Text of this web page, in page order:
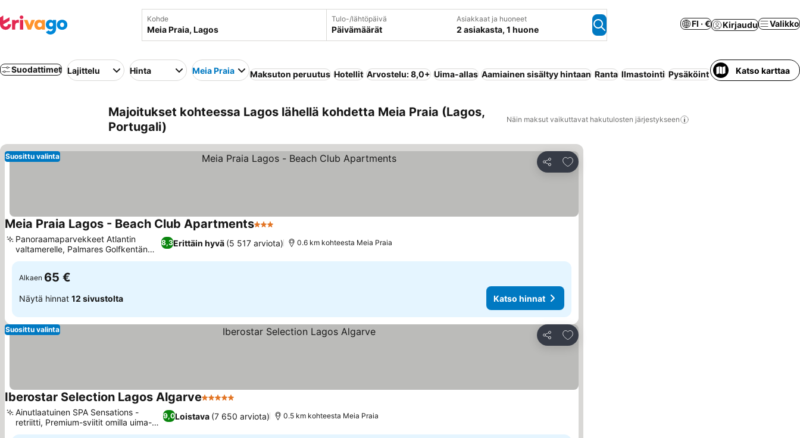
Kohde Tulo-/lähtöpäivä
Päivämäärät
Asiakkaat ja huoneet
2 asiakasta, 1 huone
FI · € Kirjaudu Valikko
Suodattimet Lajittelu Hinta Meia Praia Maksuton peruutus Hotellit Arvostelu: 8,0+ Uima-allas Aamiainen sisältyy hintaan Ranta Ilmastointi Pysäköinti Huoneisto palveluilla
Katso karttaa
Majoitukset kohteessa Lagos lähellä kohdetta Meia Praia (Lagos,
Portugali)
Näin maksut vaikuttavat hakutulosten järjestykseen
Jaa
Lisää suosikkeihin
Suosittu valinta
Meia Praia Lagos - Beach Club Apartments3 Tähtiluokitus
8,3Erittäin hyvä (5 517 arviota)
Panoraamaparvekkeet Atlantin
valtamerelle, Palmares Golfkentän
läheisyys
0.6 km kohteesta Meia Praia
Alkaen 65 €
Näytä hinnat 12 sivustolta Katso hinnat
Jaa
Lisää suosikkeihin
Suosittu valinta
Iberostar Selection Lagos Algarve5 Tähtiluokitus
9,0Loistava (7 650 arviota)
Ainutlaatuinen SPA Sensations -
retriitti, Premium-sviitit omilla uima-
altailla
0.5 km kohteesta Meia Praia